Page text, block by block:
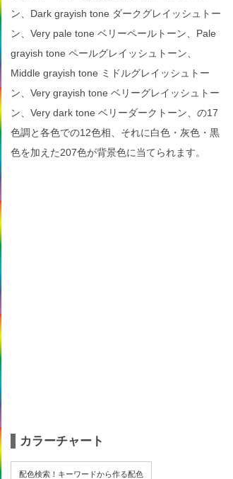
ン、Dark grayish tone ダークグレイッシュトー
ン、Very pale tone ベリーペールトーン、Pale
grayish tone ペールグレイッシュトーン、
Middle grayish tone ミドルグレイッシュトー
ン、Very grayish tone ベリーグレイッシュトー
ン、Very dark tone ベリーダークトーン、の17
色調と各色での12色相、それに白色・灰色・黒
色を加えた207色が背景色に当てられます。
カラーチャート
配色検索！キーワードから作る配色